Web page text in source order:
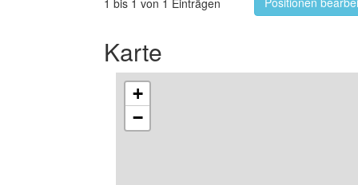
1 bis 1 von 1 Einträgen
Karte
+
−